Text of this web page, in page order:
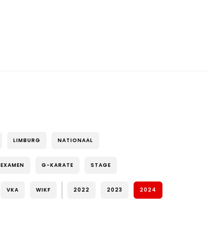
LIMBURG NATIONAAL
EXAMEN G-KARATE STAGE
VKA WIKF 2022 2023 2024